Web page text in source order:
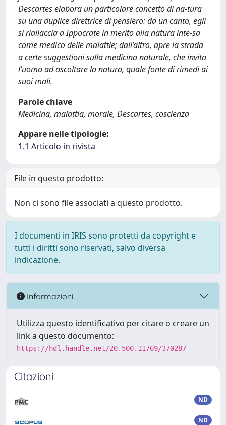
Descartes elabora un particolare concetto di na-tura
su una duplice direttrice di pensiero: da un canto, egli
si riallaccia a Ippocrate in merito alla natura inte-sa
come medico delle malattie; dall’altro, apre la strada
a certe suggestioni sulla medicina naturale, che invita
l’uomo ad ascoltare la natura, quale fonte di rimedi ai
suoi mali.
Parole chiave
Medicina, malattia, morale, Descartes, coscienza
Appare nelle tipologie:
1.1 Articolo in rivista
File in questo prodotto:
Non ci sono file associati a questo prodotto.
I documenti in IRIS sono protetti da copyright e
tutti i diritti sono riservati, salvo diversa
indicazione.
Informazioni
Utilizza questo identificativo per citare o creare un
link a questo documento:
https://hdl.handle.net/20.500.11769/370287
Citazioni
ND
ND